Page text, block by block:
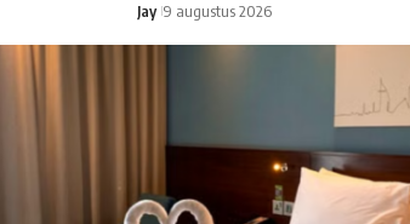
Jay 9 augustus 2026